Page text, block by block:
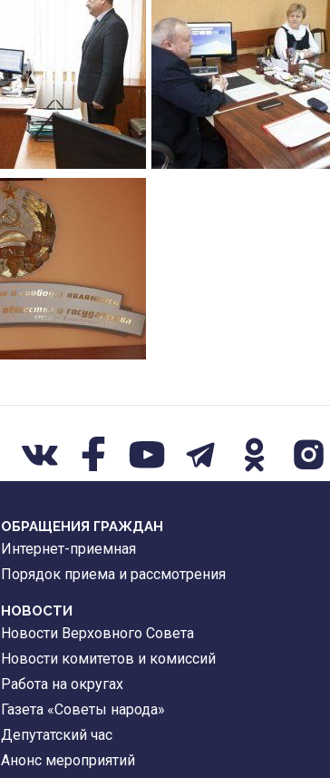
ОБРАЩЕНИЯ ГРАЖДАН
Интернет-приемная
Порядок приема и рассмотрения
НОВОСТИ
Новости Верховного Совета
Новости комитетов и комиссий
Работа на округах
Газета «Советы народа»
Депутатский час
Анонс мероприятий